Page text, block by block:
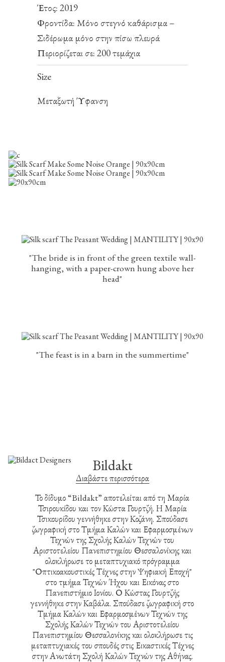
Έτος: 2019
Φροντίδα: Μόνο στεγνό καθάρισμα –
Σιδέρωμα μόνο στην πίσω πλευρά
Περιορίζεται σε: 200 τεμάχια
Size
Μεταξωτή Ύφανση
"The bride is in front of the green textile wall-
hanging, with a paper-crown hung above her
head"
"The feast is in a barn in the summertime"
Bildakt
Διαβάστε περισσότερα
Το δίδυμο “Bildakt” αποτελείται από τη Μαρία
Τσιρουκίδου και τον Κώστα Γουρτζή. Η Μαρία
Τσικουρίδου γεννήθηκε στην Κοζάνη. Σπούδασε
ζωγραφική στο Τμήμα Καλών και Εφαρμοσμένων
Τεχνών της Σχολής Καλών Τεχνών του
Αριστοτελείου Πανεπιστημίου Θεσσαλονίκης και
ολοκλήρωσε το μεταπτυχιακό πρόγραμμα
"Οπτικοακουστικές Τέχνες στην Ψηφιακή Εποχή"
στο τμήμα Τεχνών Ήχου και Εικόνας στο
Πανεπιστήμιο Ιονίου. Ο Κώστας Γουρτζής
γεννήθηκε στην Καβάλα. Σπούδασε ζωγραφική στο
Τμήμα Καλών και Εφαρμοσμένων Τεχνών της
Σχολής Καλών Τεχνών του Αριστοτελείου
Πανεπιστημίου Θεσσαλονίκης και ολοκλήρωσε τις
μεταπτυχιακές του σπουδές στις Εικαστικές Τέχνες
στην Ανωτάτη Σχολή Καλών Τεχνών της Αθήνας.